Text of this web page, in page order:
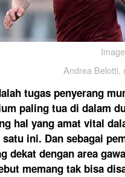
Andrea Belotti,
tugas penyerang
paling tua di dalam
hal yang amat vital
ini. Dan sebagai
dekat dengan area
memang tak bisa